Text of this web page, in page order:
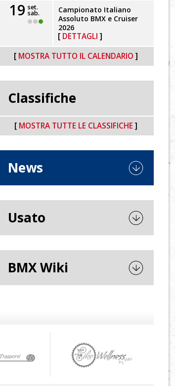
19 set.
sab.
Campionato Italiano
Assoluto BMX e Cruiser
2026
DETTAGLI
MOSTRA TUTTO IL CALENDARIO
Classifiche
MOSTRA TUTTE LE CLASSIFICHE
News
Usato
BMX Wiki